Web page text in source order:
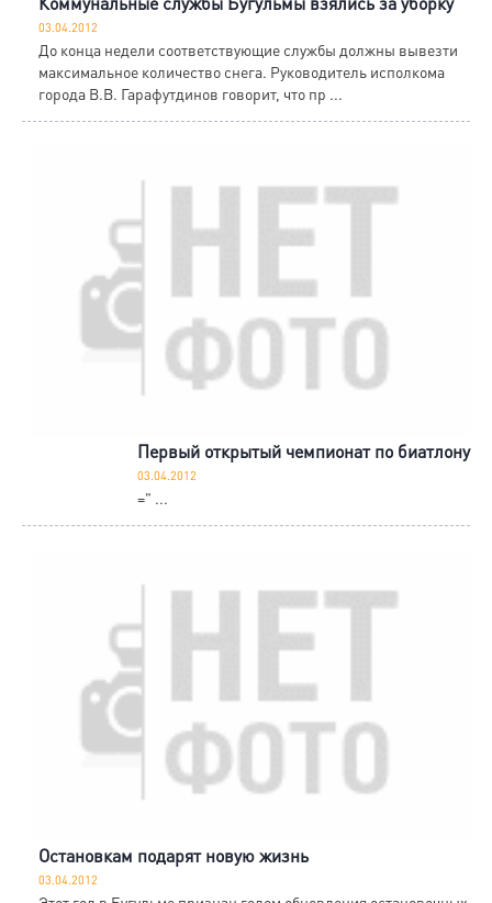
03.04.2012
До конца недели соответствующие службы должны вывезти
максимальное количество снега. Руководитель исполкома
города В.В. Гарафутдинов говорит, что пр ...
Первый открытый чемпионат по биатлону
03.04.2012
=" ...
Остановкам подарят новую жизнь
03.04.2012